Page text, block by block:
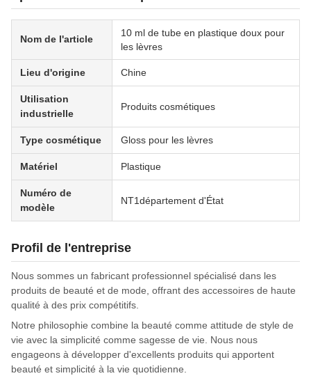
Nom de l'article
10 ml de tube en plastique doux pour
les lèvres
Lieu d'origine Chine
Utilisation
industrielle
Produits cosmétiques
Type cosmétique Gloss pour les lèvres
Matériel Plastique
Numéro de
modèle
NT1département d'État
Profil de l'entreprise
Nous sommes un fabricant professionnel spécialisé dans les
produits de beauté et de mode, offrant des accessoires de haute
qualité à des prix compétitifs.
Notre philosophie combine la beauté comme attitude de style de
vie avec la simplicité comme sagesse de vie. Nous nous
engageons à développer d'excellents produits qui apportent
beauté et simplicité à la vie quotidienne.